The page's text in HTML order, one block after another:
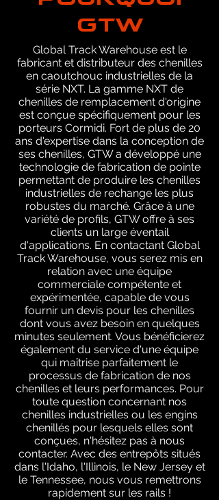
GTW
Global Track Warehouse est le
fabricant et distributeur des chenilles
en caoutchouc industrielles de la
série NXT. La gamme NXT de
chenilles de remplacement d'origine
est conçue spécifiquement pour les
porteurs Cormidi. Fort de plus de 20
ans d'expertise dans la conception de
ses chenilles, GTW a développé une
technologie de fabrication de pointe
permettant de produire les chenilles
industrielles de rechange les plus
robustes du marché. Grâce à une
variété de profils, GTW offre à ses
clients un large éventail
d'applications. En contactant Global
Track Warehouse, vous serez mis en
relation avec une équipe
commerciale compétente et
expérimentée, capable de vous
fournir un devis pour les chenilles
dont vous avez besoin en quelques
minutes seulement. Vous bénéficierez
également du service d'une équipe
qui maîtrise parfaitement le
processus de fabrication de nos
chenilles et leurs performances. Pour
toute question concernant nos
chenilles industrielles ou les engins
chenillés pour lesquels elles sont
conçues, n'hésitez pas à nous
contacter. Avec des entrepôts situés
dans l'Idaho, l'Illinois, le New Jersey et
le Tennessee, nous vous remettrons
rapidement sur les rails !